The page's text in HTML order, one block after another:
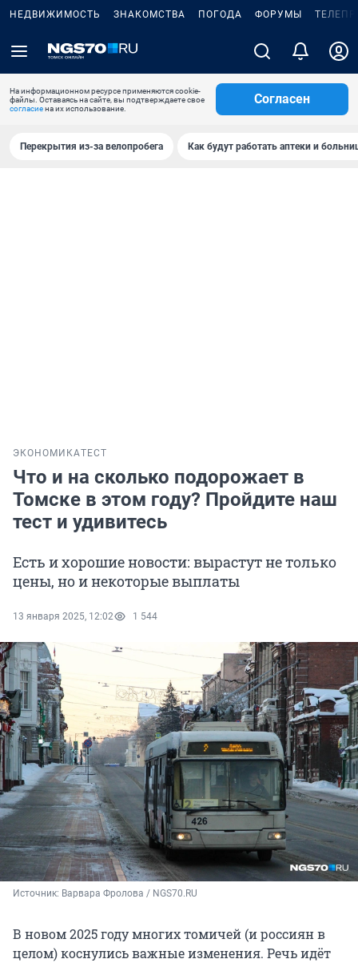
НЕДВИЖИМОСТЬ ЗНАКОМСТВА ПОГОДА ФОРУМЫ
На информационном ресурсе применяются cookie-
файлы. Оставаясь на сайте, вы подтверждаете свое
согласиена их использование.
Согласен
Перекрытия из-за велопробега Как будут работать аптеки и
ЭКОНОМИКАТЕСТ
Что и на сколько подорожает в
Томске в этом году? Пройдите наш
тест и удивитесь
Есть и хорошие новости: вырастут не только
цены, но и некоторые выплаты
13 января 2025, 12:02 1 544
Источник: Варвара Фролова / NGS70.RU
В новом 2025 году многих томичей (и россиян в
целом) коснулись важные изменения. Речь идёт